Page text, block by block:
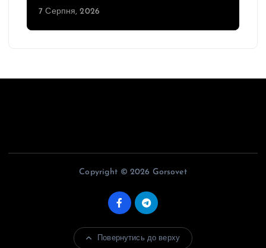
7 Серпня, 2026
Copyright © 2026 Gorsovet
Повернутись до верху